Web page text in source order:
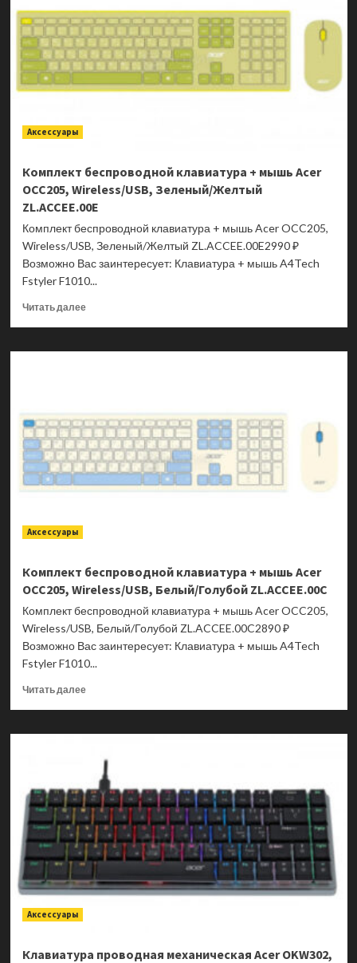
Аксессуары
Комплект беспроводной клавиатура + мышь Acer
OCC205, Wireless/USB, Зеленый/Желтый
ZL.ACCEE.00E
Комплект беспроводной клавиатура + мышь Acer OCC205,
Wireless/USB, Зеленый/Желтый ZL.ACCEE.00E2990 ₽
Возможно Вас заинтересует: Клавиатура + мышь A4Tech
Fstyler F1010...
Читать далееПрочитать
Комплект
Acer
OCC205,
Wireless/USB,
Зеленый/
Желтый
Аксессуары
Комплект беспроводной клавиатура + мышь Acer
OCC205, Wireless/USB, Белый/Голубой ZL.ACCEE.00C
Комплект беспроводной клавиатура + мышь Acer OCC205,
Wireless/USB, Белый/Голубой ZL.ACCEE.00C2890 ₽
Возможно Вас заинтересует: Клавиатура + мышь A4Tech
Fstyler F1010...
Читать далееПрочитать
Комплект
клавиатура
мышь
Acer
OCC205,
Wireless/USB,
Белый/
Голубой
ZL.ACCEE.00C
Аксессуары
Клавиатура проводная механическая Acer OKW302,